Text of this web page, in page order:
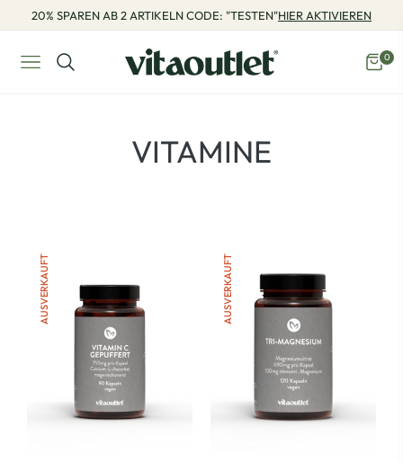
20% SPAREN AB 2 ARTIKELN CODE: "TESTEN"HIER AKTIVIEREN
Navigation
0
PRODUKTE:
VITAMINE
AUSVERKAUFT AUSVERKAUFT